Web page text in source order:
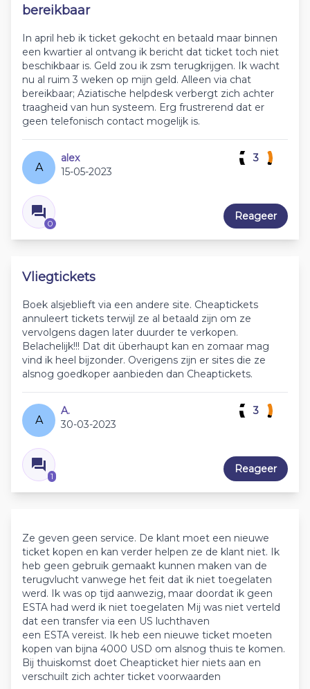
bereikbaar
In april heb ik ticket gekocht en betaald maar binnen
een kwartier al ontvang ik bericht dat ticket toch niet
beschikbaar is. Geld zou ik zsm terugkrijgen. Ik wacht
nu al ruim 3 weken op mijn geld. Alleen via chat
bereikbaar; Aziatische helpdesk verbergt zich achter
traagheid van hun systeem. Erg frustrerend dat er
geen telefonisch contact mogelijk is.
A
alex
15-05-2023
0
3
Reageer
Vliegtickets
Boek alsjeblieft via een andere site. Cheaptickets
annuleert tickets terwijl ze al betaald zijn om ze
vervolgens dagen later duurder te verkopen.
Belachelijk!!! Dat dit überhaupt kan en zomaar mag
vind ik heel bijzonder. Overigens zijn er sites die ze
alsnog goedkoper aanbieden dan Cheaptickets.
A
A.
30-03-2023
1
3
Reageer
Ze geven geen service. De klant moet een nieuwe
ticket kopen en kan verder helpen ze de klant niet. Ik
heb geen gebruik gemaakt kunnen maken van de
terugvlucht vanwege het feit dat ik niet toegelaten
werd. Ik was op tijd aanwezig, maar doordat ik geen
ESTA had werd ik niet toegelaten Mij was niet verteld
dat een transfer via een US luchthaven
een ESTA vereist. Ik heb een nieuwe ticket moeten
kopen van bijna 4000 USD om alsnog thuis te komen.
Bij thuiskomst doet Cheapticket hier niets aan en
verschuilt zich achter ticket voorwaarden